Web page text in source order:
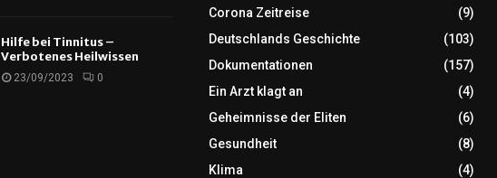
Hilfe bei Tinnitus –
Verbotenes Heilwissen
23/09/2023 0
Corona Zeitreise
(9)
Deutschlands Geschichte
(103)
Dokumentationen
(157)
Ein Arzt klagt an
(4)
Geheimnisse der Eliten
(6)
Gesundheit
(8)
Klima
(4)